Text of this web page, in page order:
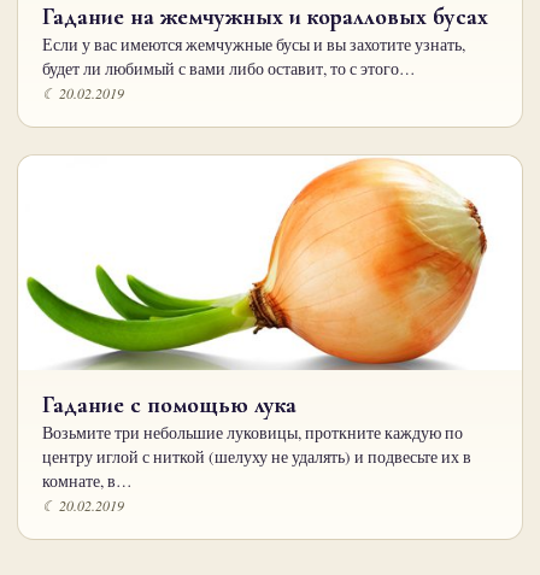
Гадание на жемчужных и коралловых бусах
Если у вас имеются жемчужные бусы и вы захотите узнать,
будет ли любимый с вами либо оставит, то с этого…
☾ 20.02.2019
Гадание с помощью лука
Возьмите три небольшие луковицы, проткните каждую по
центру иглой с ниткой (шелуху не удалять) и подвесьте их в
комнате, в…
☾ 20.02.2019